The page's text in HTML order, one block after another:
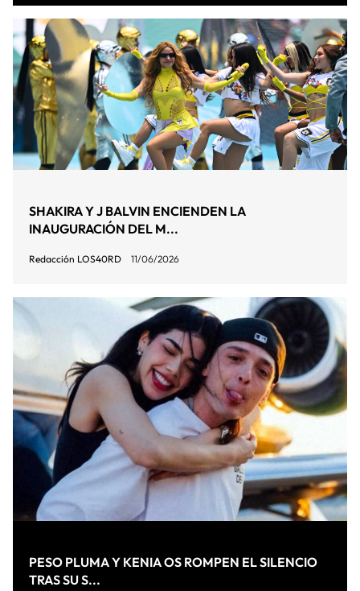
SHAKIRA Y J BALVIN ENCIENDEN LA
INAUGURACIÓN DEL M...
Redacción LOS40RD 11/06/2026
PESO PLUMA Y KENIA OS ROMPEN EL SILENCIO
TRAS SU S...